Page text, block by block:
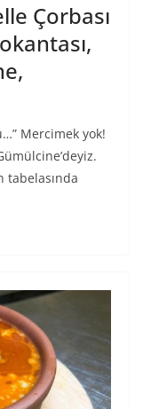
Çorbası
Mercimek yok!
tabelasında